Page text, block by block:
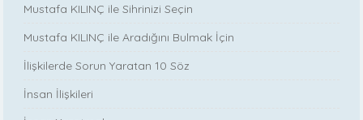
Mustafa KILINÇ ile Sihrinizi Seçin
Mustafa KILINÇ ile Aradığını Bulmak İçin
İlişkilerde Sorun Yaratan 10 Söz
İnsan İlişkileri